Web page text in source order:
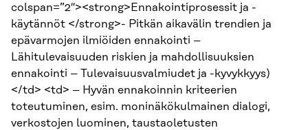
colspan=”2″><strong>Ennakointiprosessit ja -
käytännöt </strong>- Pitkän aikavälin trendien ja
epävarmojen ilmiöiden ennakointi –
Lähitulevaisuuden riskien ja mahdollisuuksien
ennakointi – Tulevaisuusvalmiudet ja -kyvykkyys)
</td> <td> – Hyvän ennakoinnin kriteerien
toteutuminen, esim. moninäkökulmainen dialogi,
verkostojen luominen, taustaoletusten